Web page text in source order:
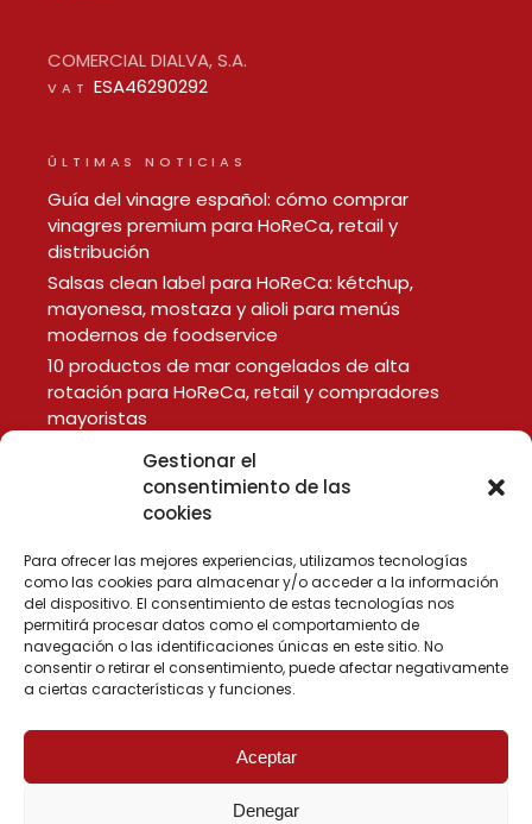
Gestionar el
consentimiento de las
cookies
Para ofrecer las mejores experiencias, utilizamos tecnologías
como las cookies para almacenar y/o acceder a la información
del dispositivo. El consentimiento de estas tecnologías nos
permitirá procesar datos como el comportamiento de
navegación o las identificaciones únicas en este sitio. No
consentir o retirar el consentimiento, puede afectar negativamente
a ciertas características y funciones.
Aceptar
Denegar
COMERCIAL DIALVA, S.A.
VAT ESA46290292
ÚLTIMAS NOTICIAS
Guía del vinagre español: cómo comprar
vinagres premium para HoReCa, retail y
distribución
Salsas clean label para HoReCa: kétchup,
mayonesa, mostaza y alioli para menús
modernos de foodservice
10 productos de mar congelados de alta
rotación para HoReCa, retail y compradores
mayoristas
Aviso Legal
Política de Privacidad
Política de Cookies